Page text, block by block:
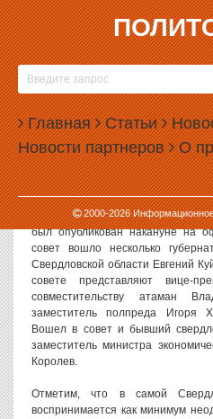
Главная Статьи
Новости партнеров О
2000-2026Информационное
02.08.2012, 09:44
КУЙВАШЕВ ЗАЙМЕТСЯ
ПРИ ПУТИНЕ
Губернатор Свердловской
совет по делам казачества при
Путине. Кроме него в совет
Свердловской области.
Указ об утверждении нового
был опубликован накануне на
совет вошло несколько
Свердловской области Евгений
совете представляют вице-
совместительству атаман
заместитель полпреда Игоря
Вошел в совет и бывший
заместитель министра
Королев.
Отметим, что в самой
воспринимается как минимум